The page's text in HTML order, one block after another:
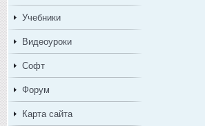
Учебники
Видеоуроки
Софт
Форум
Карта сайта